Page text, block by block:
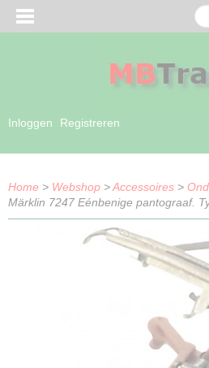
Inloggen Registreren
Home > Webshop >Accessoires >
Märklin 7247 Eénbenige pantograaf.